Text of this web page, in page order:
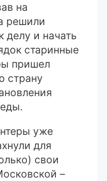
на
решили
делу и начать
старинные
пришел
страну
уже
для
свои
–